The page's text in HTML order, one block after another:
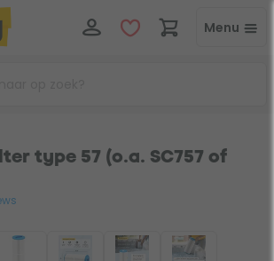
Menu
type 57 (o.a. SC757 of